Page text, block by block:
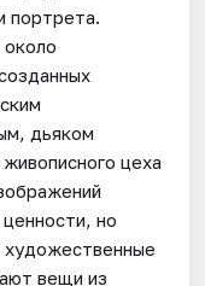
портрета.
около
дьяком
цеха
но
вещи из